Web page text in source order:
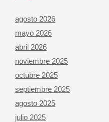
agosto 2026
mayo 2026
abril 2026
noviembre 2025
octubre 2025
septiembre 2025
agosto 2025
julio 2025